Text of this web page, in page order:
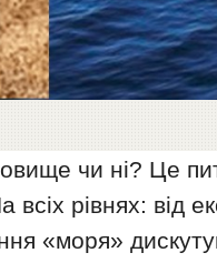
чи ні? Це
всіх рівнях: від
«моря»